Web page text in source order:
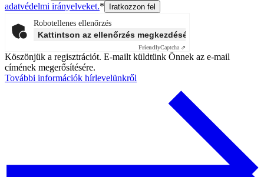
adatvédelmi irányelveket.*
Robotellenes ellenőrzés
Kattintson az ellenőrzés megkezdéséhez
FriendlyCaptcha ⇗
Köszönjük a regisztrációt. E-mailt küldtünk Önnek az e-mail
címének megerősítésére.
További információk hírlevelünkről